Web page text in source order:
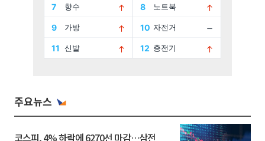
주요뉴스
코스피, 4% 하락에 6270선 마감…삼전